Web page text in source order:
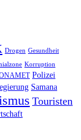
Drogen Gesundheit
Korruption
Polizei
Samana
Touristen